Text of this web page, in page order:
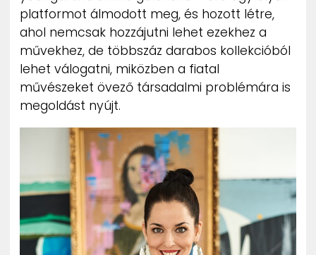
platformot álmodott meg, és hozott létre,
ahol nemcsak hozzájutni lehet ezekhez a
művekhez, de többszáz darabos kollekcióból
lehet válogatni, miközben a fiatal
művészeket övező társadalmi problémára is
megoldást nyújt.